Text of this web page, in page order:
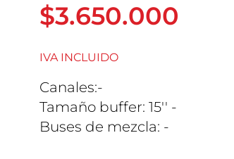
$3.650.000
IVA INCLUIDO
Canales:-
Tamaño buffer: 15'' -
Buses de mezcla: -